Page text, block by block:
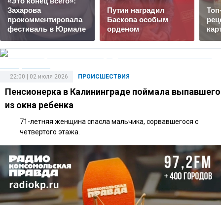
Захарова
прокомментировала
фестиваль в Юрмале
Путин наградил
Баскова особым
орденом
ПРОИСШЕСТВИЯ
22:00 | 02 июля 2026
Пенсионерка в Калининграде поймала выпавшего
из окна ребенка
71-летняя женщина спасла мальчика, сорвавшегося с
четвертого этажа.